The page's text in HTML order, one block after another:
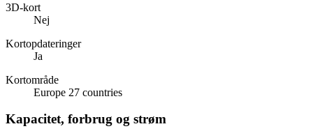
3D-kort
Nej
Kortopdateringer
Ja
Kortområde
Europe 27 countries
Kapacitet, forbrug og strøm